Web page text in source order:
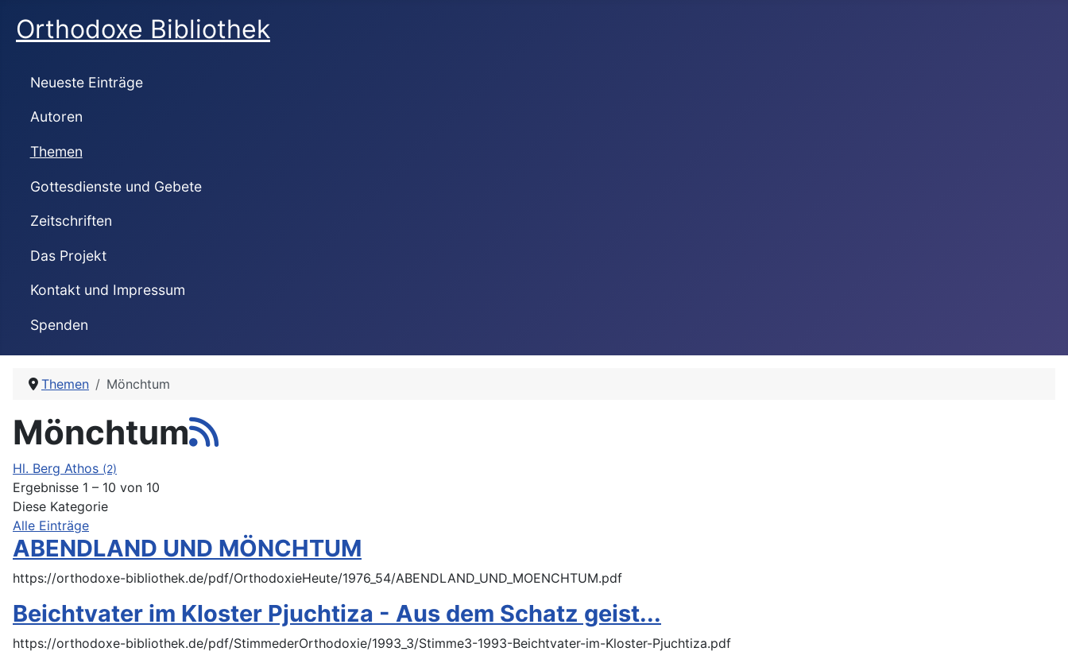
Orthodoxe Bibliothek
Neueste Einträge
Autoren
Themen
Gottesdienste und Gebete
Zeitschriften
Das Projekt
Kontakt und Impressum
Spenden
Themen Mönchtum
Mönchtum
Hl. Berg Athos (2)
Ergebnisse 1 – 10 von 10
Diese Kategorie
Alle Einträge
ABENDLAND UND MÖNCHTUM
https://orthodoxe-bibliothek.de/pdf/OrthodoxieHeute/1976_54/ABENDLAND_UND_MOENCHTUM.pdf
Beichtvater im Kloster Pjuchtiza - Aus dem Schatz geist...
https://orthodoxe-bibliothek.de/pdf/StimmederOrthodoxie/1993_3/Stimme3-1993-Beichtvater-im-Kloster-Pjuchtiza.pdf